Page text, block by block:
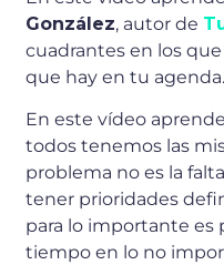
González, autor de
cuadrantes en los
que hay en tu agenda.
En este vídeo
todos tenemos las
problema no es la
tener prioridades
para lo importante es
tiempo en lo no